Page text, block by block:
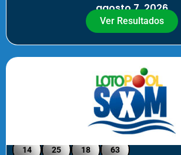
agosto 7, 2026
Ver Resultados
Loto Pool SXM Noche
14 25 18 63